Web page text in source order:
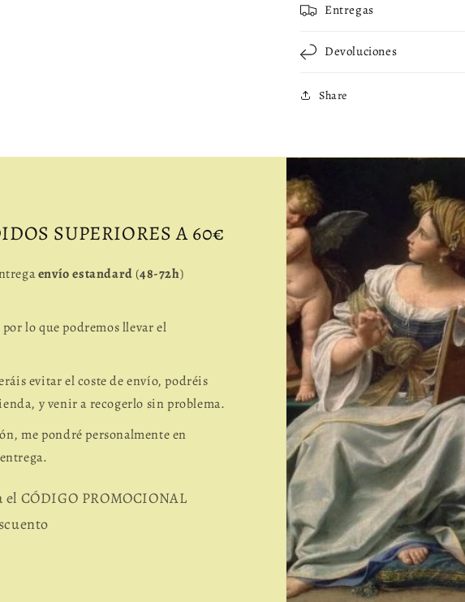
Entregas
Devoluciones
Share
SUPERIORES A 60€
envío estandard (48-72h)
por lo que podremos llevar el
evitar el coste de envío, podréis
y venir a recogerlo sin problema.
me pondré personalmente en
CÓDIGO PROMOCIONAL